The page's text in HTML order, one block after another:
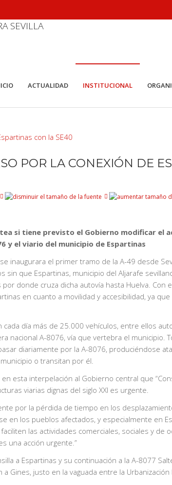
ACTUALIDAD INSTITUCIONAL
POR LA CONEXIÓN DE
si tiene previsto el Gobierno modificar el
y el viario del municipio de Espartinas
inaugurara el primer tramo de la A-49 desde
sin que Espartinas, municipio del Aljarafe
donde cruza dicha autovía hasta Huelva. Con
en cuanto a movilidad y accesibilidad, ya
día más de 25.000 vehículos, entre ellos
nacional A-8076, vía que vertebra el municipio.
diariamente por la A-8076, produciéndose
o transitan por él.
esta interpelación al Gobierno central que
viarias dignas del siglo XXI es urgente.
por la pérdida de tiempo en los
en los pueblos afectados, y especialmente en
las actividades comerciales, sociales y de
una acción urgente.”
a Espartinas y su continuación a la A-8077
Gines, justo en la vaguada entre la Urbanización